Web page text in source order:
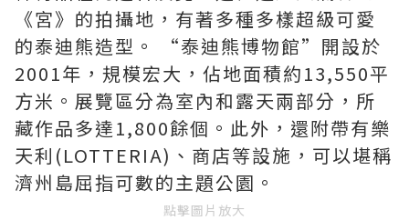
《宮》的拍攝地，有著多種多樣超級可愛
的泰迪熊造型。 “泰迪熊博物館”開設於
2001年，規模宏大，佔地面積約13,550平
方米。展覽區分為室內和露天兩部分，所
藏作品多達1,800餘個。此外，還附帶有樂
天利(LOTTERIA)、商店等設施，可以堪稱
濟州島屈指可數的主題公園。
點擊圖片放大